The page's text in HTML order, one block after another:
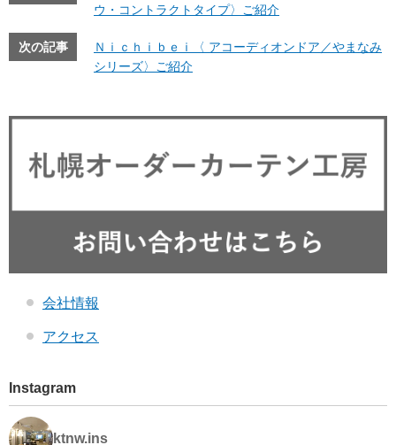
ウ・コントラクトタイプ〉ご紹介
次の記事
Ｎｉｃｈｉｂｅｉ〈 アコーディオンドア／やまなみ
シリーズ〉ご紹介
会社情報
アクセス
Instagram
ktnw.ins